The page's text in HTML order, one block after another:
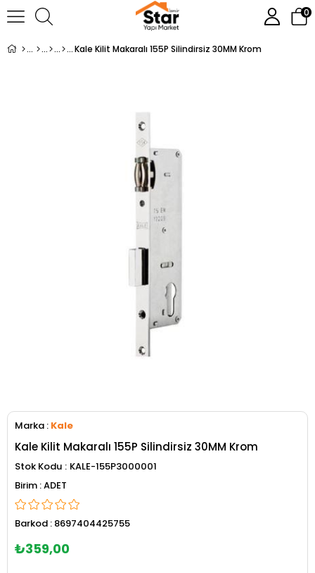
0
Kale Kilit Makaralı 155P Silindirsiz 30MM Krom
Marka : Kale
Kale Kilit Makaralı 155P Silindirsiz 30MM Krom
Stok Kodu
KALE-155P3000001
ADET
Barkod : 8697404425755
₺359,00